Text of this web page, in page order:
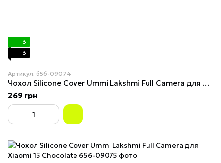
3
3
Артикул: 656-09074
Чохол Silicone Cover Ummi Lakshmi Full Camera для Xiaomi 15 Red
269 грн